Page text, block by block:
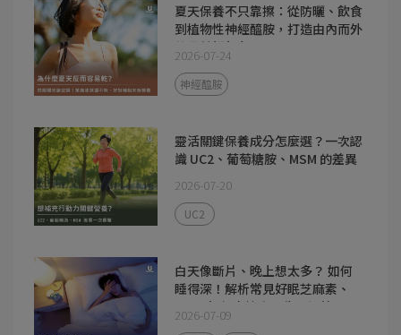
夏天保養不只靠擦：從防曬、飲食
到植物性神經醯胺，打造由內而外
的晶瑩好氣色
2026-07-24
神經醯胺
靈活關鍵保養成分怎麼選？一次認
識 UC2、葡萄糖胺、MSM 的差異
2026-07-20
UC2
白天像斷片、晚上想太多？ 如何
睡得深！解析常見好眠芝麻素、
GABA如何支持夜間生理調節
2026-07-09